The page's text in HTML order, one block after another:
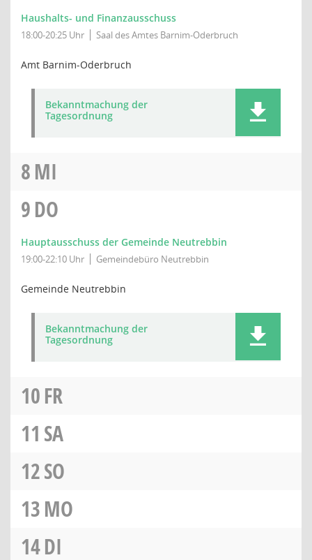
Haushalts- und Finanzausschuss
18:00-20:25 Uhr Saal des Amtes Barnim-Oderbruch
Amt Barnim-Oderbruch
Bekanntmachung der
Tagesordnung
8MI
9DO
Hauptausschuss der Gemeinde Neutrebbin
19:00-22:10 Uhr Gemeindebüro Neutrebbin
Gemeinde Neutrebbin
Bekanntmachung der
Tagesordnung
10FR
11 SA
12SO
13MO
14DI